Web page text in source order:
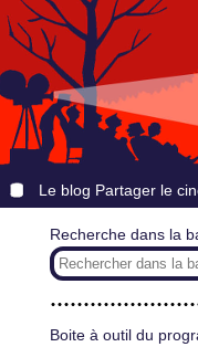
Le blog Partager le
Recherche dans la
Boite à outil du